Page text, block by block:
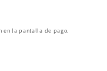
en la pantalla de pago.